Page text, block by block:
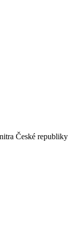
České republiky